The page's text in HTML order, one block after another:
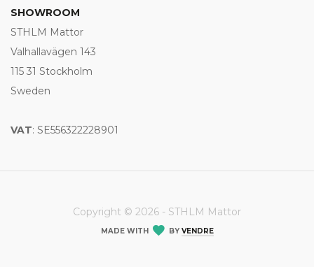
SHOWROOM
STHLM Mattor
Valhallavägen 143
115 31 Stockholm
Sweden
VAT: SE556322228901
Copyright © 2026 - STHLM Mattor
MADE WITH BY VENDRE